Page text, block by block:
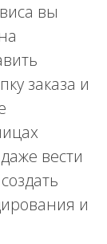
вы
заказа и
вести
и